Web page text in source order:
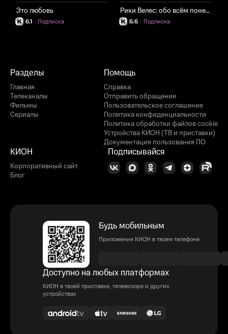
Это любовь
6.1 Подписка
·
Рики Велес: обо всём понемногу
6.6 Подписка
·
Разделы
Главная
Телеканалы
Фильмы
Сериалы
Помощь
Справка
Отправить обращение
Пользовательское соглашение
Политика конфиденциальности
Политика обработки файлов cookie
Устройства КИОН (ТВ и приставки)
Документация пользования ПО
КИОН
Корпоративный сайт
Блог
Подписывайся
Будь мобильным
Приложение КИОН в твоем телефоне
Доступно на любых платформах
КИОН в твоей приставке, телевизоре и других
устройствах